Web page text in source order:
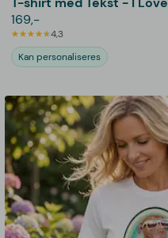
169,-
4,3
Kan personaliseres